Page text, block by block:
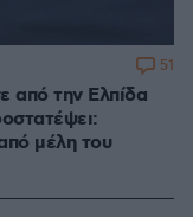
από την Ελπίδα
μέλη του
51